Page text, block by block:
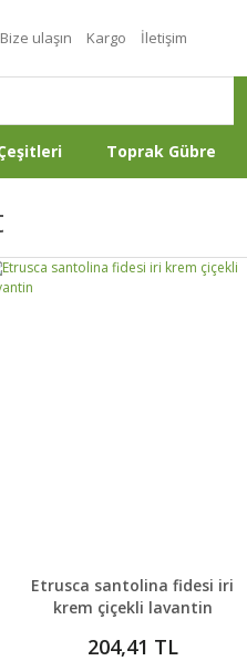
Bize ulaşın Kargo İletişim
Toprak Gübre
DETAYLAR GELİNCE HABER
Etrusca santolina fidesi iri
krem çiçekli lavantin
204,41 TL